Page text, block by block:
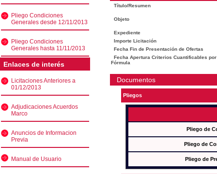
Pliego Condiciones
Generales desde 12/11/2013
Pliego Condiciones
Generales hasta 11/11/2013
Enlaces de interés
Licitaciones Anteriores a
01/12/2013
Adjudicaciones Acuerdos
Marco
Anuncios de Informacion
Previa
Manual de Usuario
Título/Resumen
Objeto
Expediente
Importe Licitación
Fecha Fin de Presentación de Ofertas
Fecha Apertura Criterios Cuantificables por
Fórmula
Documentos
Pliegos
Pliego de
Pliego de
Pliego de